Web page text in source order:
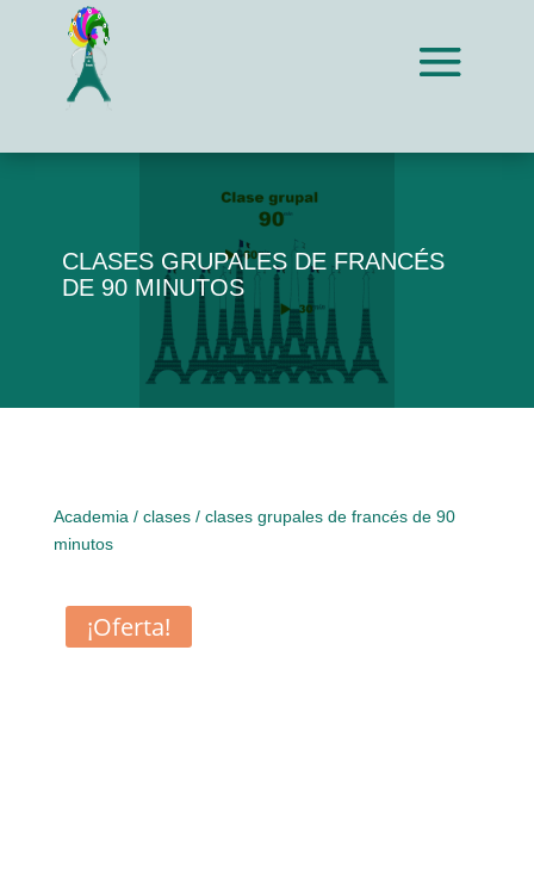
CLASES GRUPALES DE FRANCÉS
DE 90 MINUTOS
Academia / clases/ clases grupales de francés de 90
minutos
¡Oferta!